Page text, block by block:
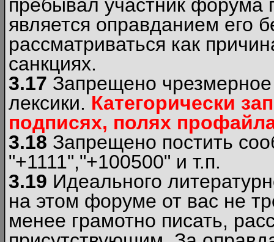
пребывал участник форума
является оправданием его
рассматриваться как
санкциях.
3.17 Запрещено
лексики. Категорически
подписях, полях
3.18 Запрещено постить
"+1111","+100500" и т.п.
3.19 Идеального
на этом форуме от вас не
менее грамотно писать,